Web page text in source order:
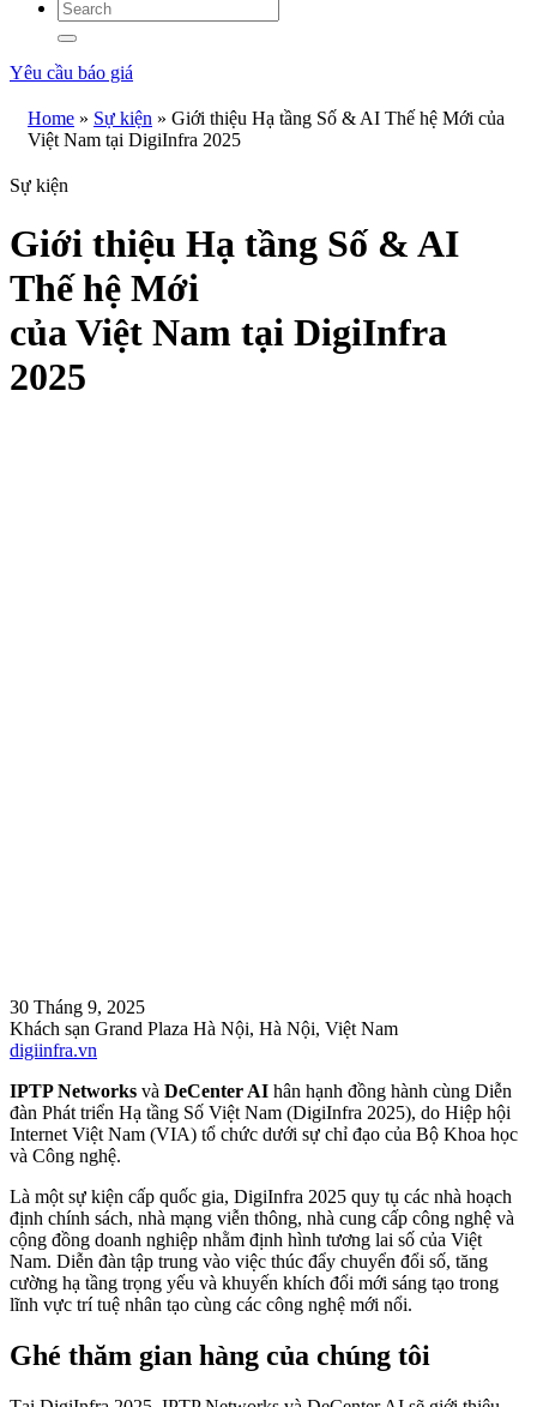
Yêu cầu báo giá
Home » Sự kiện » Giới thiệu Hạ tầng Số & AI Thế hệ Mới của
Việt Nam tại DigiInfra 2025
Sự kiện
Giới thiệu Hạ tầng Số & AI
Thế hệ Mới
của Việt Nam tại DigiInfra
2025
30 Tháng 9, 2025
Khách sạn Grand Plaza Hà Nội, Hà Nội, Việt Nam
digiinfra.vn
IPTP Networks và DeCenter AI hân hạnh đồng hành cùng Diễn
đàn Phát triển Hạ tầng Số Việt Nam (DigiInfra 2025), do Hiệp hội
Internet Việt Nam (VIA) tổ chức dưới sự chỉ đạo của Bộ Khoa học
và Công nghệ.
Là một sự kiện cấp quốc gia, DigiInfra 2025 quy tụ các nhà hoạch
định chính sách, nhà mạng viễn thông, nhà cung cấp công nghệ và
cộng đồng doanh nghiệp nhằm định hình tương lai số của Việt
Nam. Diễn đàn tập trung vào việc thúc đẩy chuyển đổi số, tăng
cường hạ tầng trọng yếu và khuyến khích đổi mới sáng tạo trong
lĩnh vực trí tuệ nhân tạo cùng các công nghệ mới nổi.
Ghé thăm gian hàng của chúng tôi